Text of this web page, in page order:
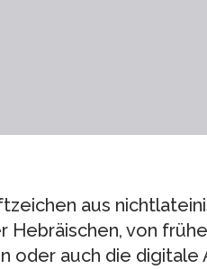
aus
Hebräischen, von
oder auch die